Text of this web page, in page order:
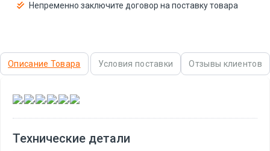
Непременно заключите договор на поставку товара
Описание Товара Условия поставки Отзывы клиентов
, , , , ,
Технические детали